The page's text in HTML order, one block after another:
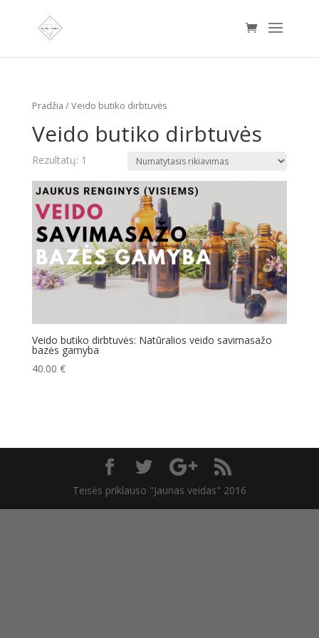
Pradžia / Veido butiko dirbtuvės
Veido butiko dirbtuvės
Rezultatų: 1
Veido butiko dirbtuvės: Natūralios veido savimasažo
bazės gamyba
40.00 €
Teisės priklauso "Jaunas veidas" 2016